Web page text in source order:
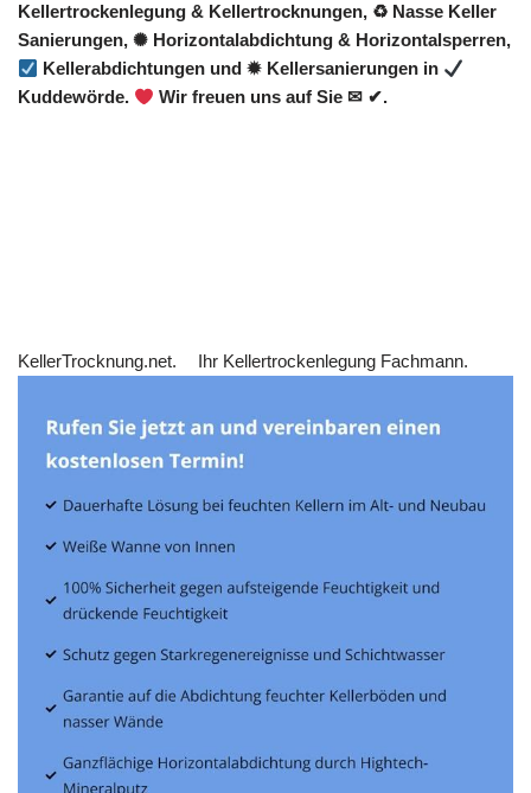
Kellertrockenlegung & Kellertrocknungen, ♻ Nasse Keller
Sanierungen, ✺ Horizontalabdichtung & Horizontalsperren,
Kellerabdichtungen und ✹ Kellersanierungen in
Kuddewörde.
Wir freuen uns auf Sie ✉ ✔.
KellerTrocknung.net. Ihr Kellertrockenlegung Fachmann.